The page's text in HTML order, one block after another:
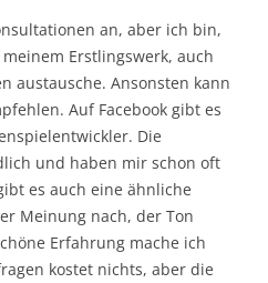
an, aber ich bin,
Erstlingswerk, auch
austausche. Ansonsten kann
Auf Facebook gibt es
Die
und haben mir schon oft
es auch eine ähnliche
Meinung nach, der Ton
Erfahrung mache ich
kostet nichts, aber die